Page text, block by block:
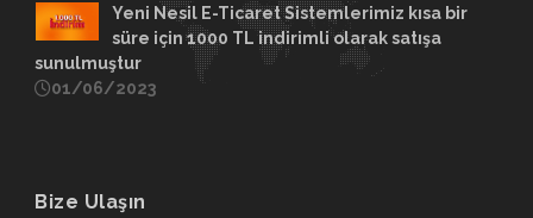
Yeni Nesil E-Ticaret Sistemlerimiz kısa bir
süre için 1000 TL indirimli olarak satışa
sunulmuştur
01/06/2023
Bize Ulaşın